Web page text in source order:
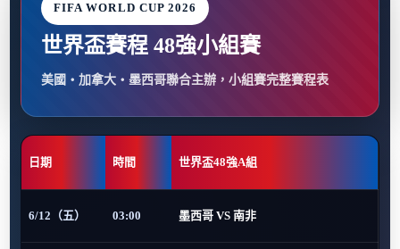
FIFA WORLD CUP 2026
世界盃賽程 48強小組賽
美國・加拿大・墨西哥聯合主辦，小組賽完整賽程表
日期 時間 世界盃48強A組
6/12（五） 03:00 墨西哥 VS 南非